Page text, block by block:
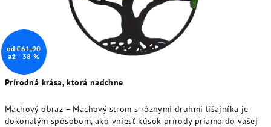
Prírodná krása, ktorá nadchne
Machový obraz – Machový strom s rôznymi druhmi lišajníka je
dokonalým spôsobom, ako vniesť kúsok prírody priamo do vašej
od €61,90
až –38 %